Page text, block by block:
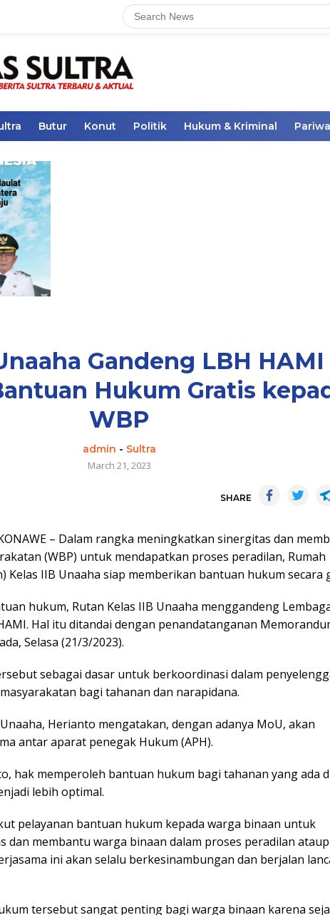
Butur Konut Politik Hukum & Kriminal
Gandeng LBH HAMI
Hukum Gratis
WBP
admin - Sultra
March 21, 2023
SHARE
– Dalam rangka meningkatkan sinergitas dan
(WBP) untuk mendapatkan proses peradilan, Rumah
Kelas IIB Unaaha siap memberikan bantuan hukum secara
hukum, Rutan Kelas IIB Unaaha menggandeng
Hal itu ditandai dengan penandatanganan
Selasa (21/3/2023).
sebagai dasar untuk berkoordinasi dalam
bagi tahanan dan narapidana.
Herianto mengatakan, dengan adanya MoU, akan
antar aparat penegak Hukum (APH).
hak memperoleh bantuan hukum bagi tahanan yang ada
lebih optimal.
pelayanan bantuan hukum kepada warga binaan untuk
dan membantu warga binaan dalam proses peradilan
ini akan selalu berkesinambungan dan berjalan
tersebut sangat penting bagi warga binaan karena